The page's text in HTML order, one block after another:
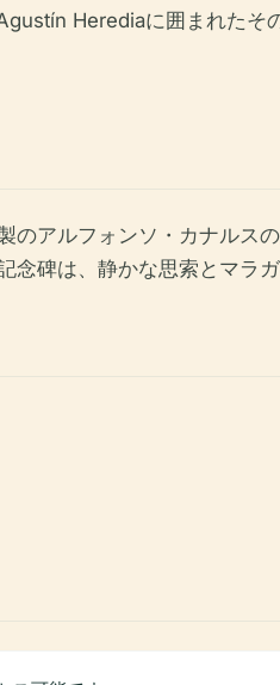
Herediaに囲まれたそ
アルフォンソ・カナルス
碑は、静かな思索とマラ